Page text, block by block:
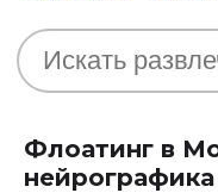
Флоатинг в